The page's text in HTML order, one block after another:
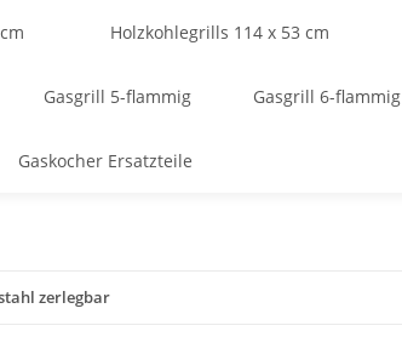
Holzkohlegrills 114 x 53 cm
Gasgrill 5-flammig Gasgrill 6-flammig
Gaskocher Ersatzteile
zerlegbar